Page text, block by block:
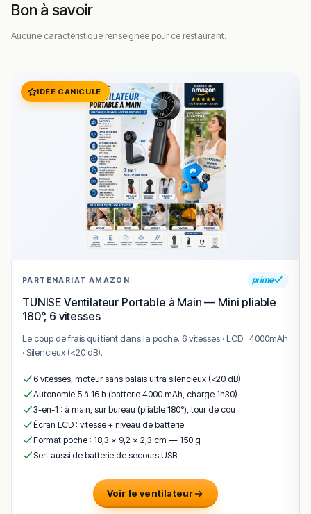
Bon à savoir
Aucune caractéristique renseignée pour ce restaurant.
IDÉE CANICULE
PARTENARIAT AMAZON prime
TUNISE Ventilateur Portable à Main — Mini pliable
180°, 6 vitesses
Le coup de frais qui tient dans la poche. 6 vitesses · LCD · 4000mAh
· Silencieux (<20 dB).
6 vitesses, moteur sans balais ultra silencieux (<20 dB)
Autonomie 5 à 16 h (batterie 4000 mAh, charge 1h30)
3-en-1 : à main, sur bureau (pliable 180°), tour de cou
Écran LCD : vitesse + niveau de batterie
Format poche : 18,3 × 9,2 × 2,3 cm — 150 g
Sert aussi de batterie de secours USB
Voir le ventilateur